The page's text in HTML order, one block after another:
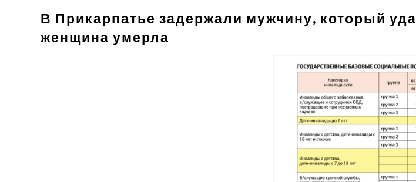
В Прикарпатье задержали мужчину, который
женщина умерла